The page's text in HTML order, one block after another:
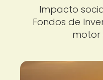
Impacto
Fondos de
motor